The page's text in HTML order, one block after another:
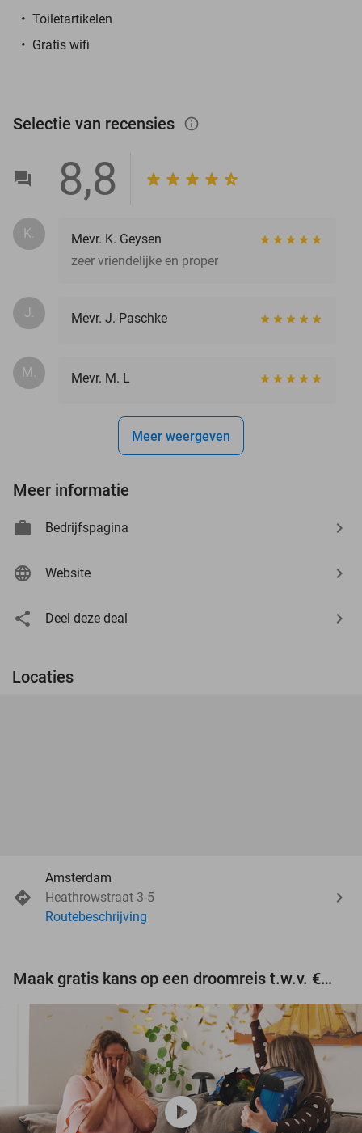
Toiletartikelen
Gratis wifi
Selectie van recensies info_outlined
8,8
K.
Mevr. K. Geysen
zeer vriendelijke en proper
J. Mevr. J. Paschke
M. Mevr. M. L
Meer weergeven
Meer informatie
Bedrijfspagina
Website
Deel deze deal
Locaties
Amsterdam
Heathrowstraat 3-5
Routebeschrijving
Maak gratis kans op een droomreis t.w.v. €3.000!
play_circle